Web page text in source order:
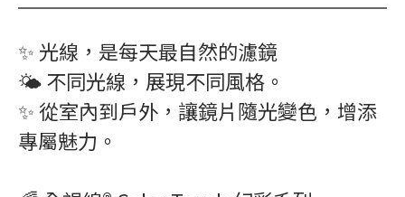
✨ 光線，是每天最自然的濾鏡
🌤️ 不同光線，展現不同風格。
✨ 從室內到戶外，讓鏡片隨光變色，增添
專屬魅力。